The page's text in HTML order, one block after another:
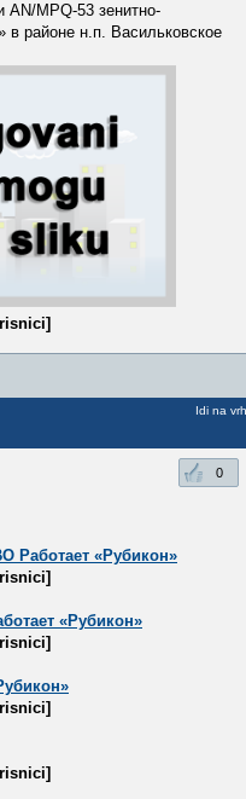
AN/MPQ-53 зенитно-
в районе н.п. Васильковское
Idi na vrh
0
Работает «Рубикон»
«Рубикон»